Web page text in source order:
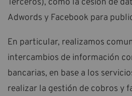
Terceros), como la cesión de
Adwords y Facebook para
En particular, realizamos
intercambios de información
bancarias, en base a los
realizar la gestión de cobros y